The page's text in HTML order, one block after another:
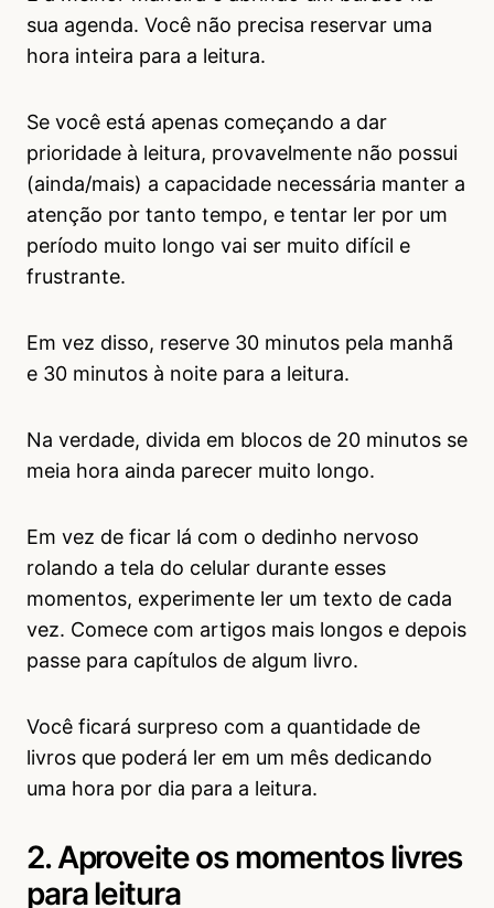
sua agenda. Você não precisa reservar uma
hora inteira para a leitura.
Se você está apenas começando a dar
prioridade à leitura, provavelmente não possui
(ainda/mais) a capacidade necessária manter a
atenção por tanto tempo, e tentar ler por um
período muito longo vai ser muito difícil e
frustrante.
Em vez disso, reserve 30 minutos pela manhã
e 30 minutos à noite para a leitura.
Na verdade, divida em blocos de 20 minutos se
meia hora ainda parecer muito longo.
Em vez de ficar lá com o dedinho nervoso
rolando a tela do celular durante esses
momentos, experimente ler um texto de cada
vez. Comece com artigos mais longos e depois
passe para capítulos de algum livro.
Você ficará surpreso com a quantidade de
livros que poderá ler em um mês dedicando
uma hora por dia para a leitura.
2. Aproveite os momentos livres
para leitura